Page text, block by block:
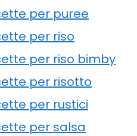
per puree
per riso
per riso bimby
per risotto
per rustici
per salsa